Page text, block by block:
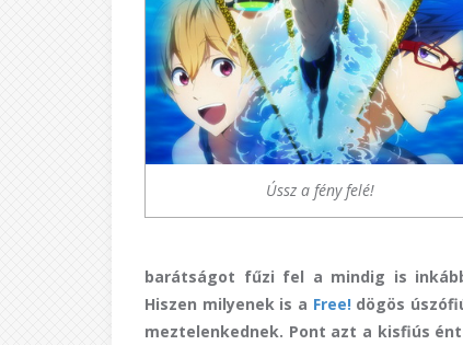
Ússz a fény felé!
barátságot fűzi fel a mindig is
Hiszen milyenek is a Free!dögös
meztelenkednek. Pont azt a kisfiús